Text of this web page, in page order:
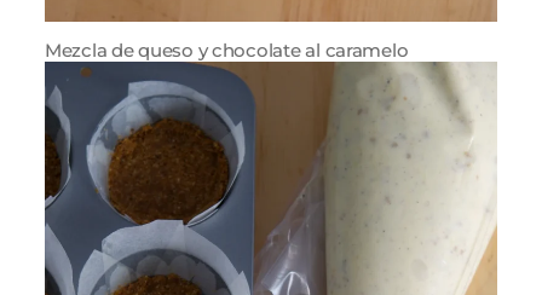
Mezcla de queso y chocolate al caramelo